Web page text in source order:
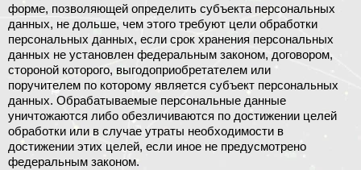
форме, позволяющей определить субъекта персональных
данных, не дольше, чем этого требуют цели обработки
персональных данных, если срок хранения персональных
данных не установлен федеральным законом, договором,
стороной которого, выгодоприобретателем или
поручителем по которому является субъект персональных
данных. Обрабатываемые персональные данные
уничтожаются либо обезличиваются по достижении целей
обработки или в случае утраты необходимости в
достижении этих целей, если иное не предусмотрено
федеральным законом.